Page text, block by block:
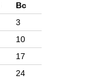
Вс
3
10
17
24